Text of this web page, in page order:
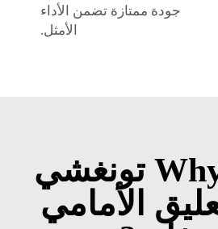
جودة ممتازة تضمن الأداء
الأمثل.
Why choose تونغشي
الأمامي